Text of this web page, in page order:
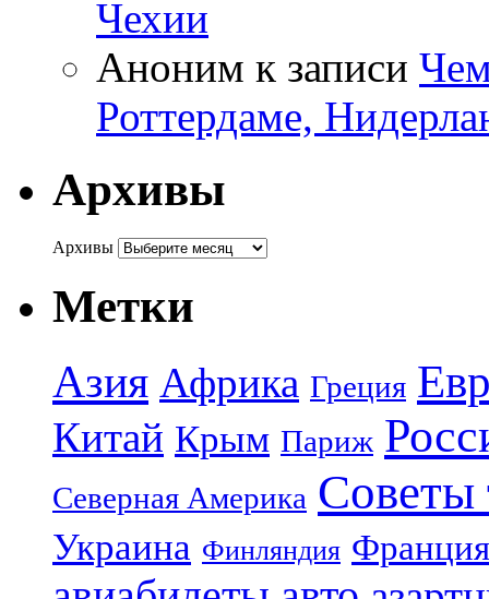
Чехии
Аноним к записи
Роттердаме,
Архивы
Архивы
Метки
Азия Африка Греция
Китай Крым Париж
Северная Америка Советы
Украина Финляндия Франция